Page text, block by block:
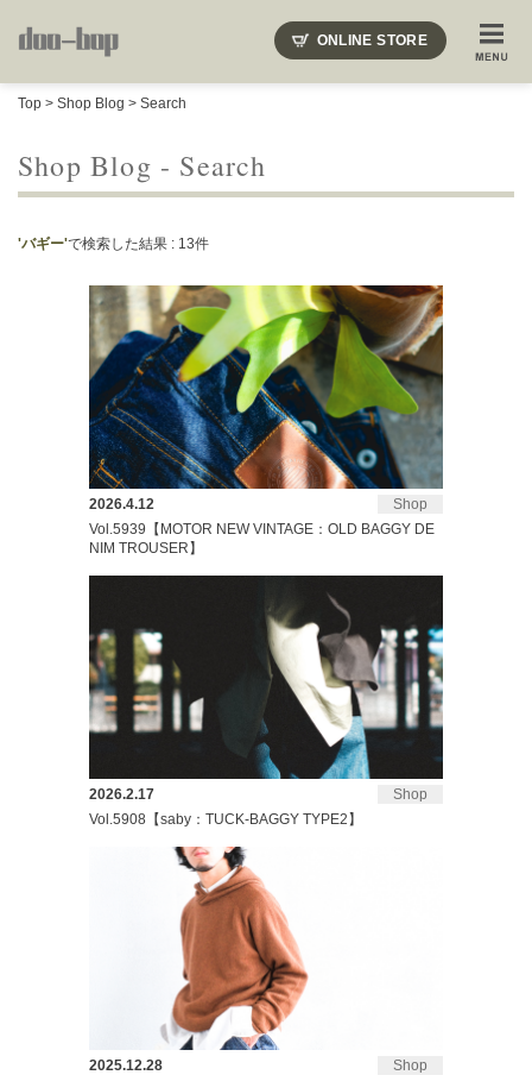
ONLINE STORE
Top > Shop Blog > Search
Shop Blog - Search
'バギー'で検索した結果 : 13件
Shop
2026.4.12
Vol.5939【MOTOR NEW VINTAGE：OLD BAGGY DE
NIM TROUSER】
Shop
2026.2.17
Vol.5908【saby：TUCK-BAGGY TYPE2】
Shop
2025.12.28